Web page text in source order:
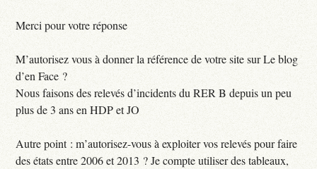
Merci pour votre réponse
M’autorisez vous à donner la référence de votre site sur Le blog
d’en Face ?
Nous faisons des relevés d’incidents du RER B depuis un peu
plus de 3 ans en HDP et JO
Autre point : m’autorisez-vous à exploiter vos relevés pour faire
des états entre 2006 et 2013 ? Je compte utiliser des tableaux,